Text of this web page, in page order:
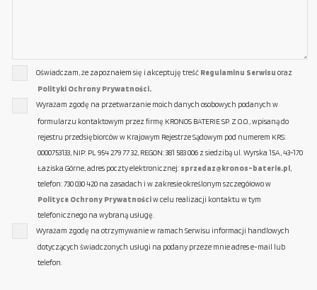
Oświadczam, że zapoznałem się i akceptuję treść Regulaminu Serwisu oraz
Polityki Ochrony Prywatności.
Wyrażam zgodę na przetwarzanie moich danych osobowych podanych w
formularzu kontaktowym przez firmę KRONOS BATERIE SP. Z O.O., wpisaną do
rejestru przedsiębiorców w Krajowym Rejestrze Sądowym pod numerem KRS:
0000753133, NIP: PL 954 279 77 32, REGON: 381 583 006 z siedzibą ul. Wyrska 15A, 43-170
Łaziska Górne, adres poczty elektronicznej: sprzedaz@kronos-baterie.pl
telefon: 730 030 420 na zasadach i w zakresie określonym szczegółowo w
Polityce Ochrony Prywatnościw celu realizacji kontaktu w tym
telefonicznego na wybraną usługę.
Wyrażam zgodę na otrzymywanie w ramach Serwisu informacji handlowych
dotyczących świadczonych usługi na podany przeze mnie adres e-mail lub
telefon.